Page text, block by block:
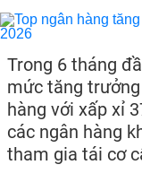
Trong 6 tháng
mức tăng
hàng với xấp xỉ
các ngân hàng
tham gia tái cơ